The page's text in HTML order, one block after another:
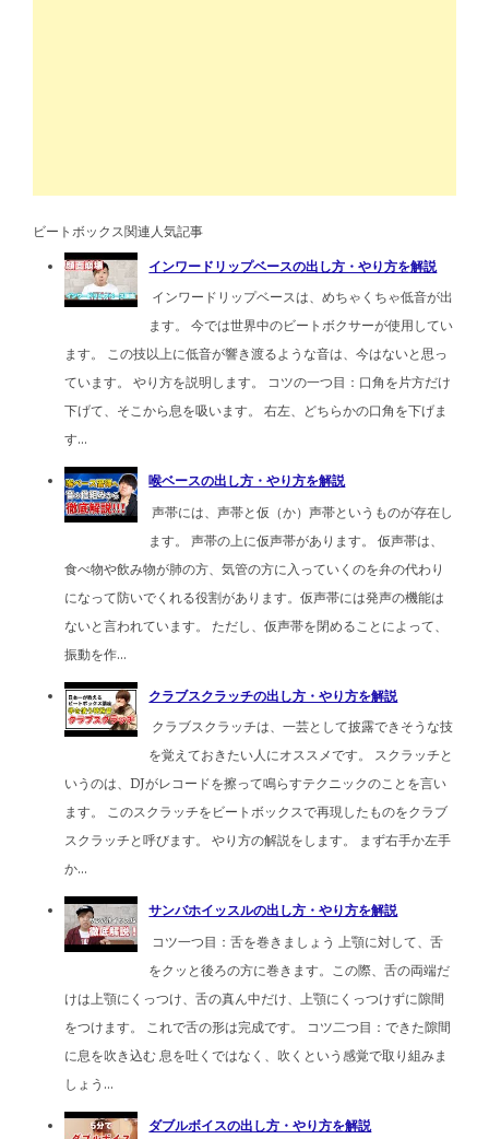
ビートボックス関連人気記事
インワードリップベースの出し方・やり方を解説
インワードリップベースは、めちゃくちゃ低音が出
ます。 今では世界中のビートボクサーが使用してい
ます。 この技以上に低音が響き渡るような音は、今はないと思っ
ています。 やり方を説明します。 コツの一つ目：口角を片方だけ
下げて、そこから息を吸います。 右左、どちらかの口角を下げま
す...
喉ベースの出し方・やり方を解説
声帯には、声帯と仮（か）声帯というものが存在し
ます。 声帯の上に仮声帯があります。 仮声帯は、
食べ物や飲み物が肺の方、気管の方に入っていくのを弁の代わり
になって防いでくれる役割があります。仮声帯には発声の機能は
ないと言われています。 ただし、仮声帯を閉めることによって、
振動を作...
クラブスクラッチの出し方・やり方を解説
クラブスクラッチは、一芸として披露できそうな技
を覚えておきたい人にオススメです。 スクラッチと
いうのは、DJがレコードを擦って鳴らすテクニックのことを言い
ます。 このスクラッチをビートボックスで再現したものをクラブ
スクラッチと呼びます。 やり方の解説をします。 まず右手か左手
か...
サンバホイッスルの出し方・やり方を解説
コツ一つ目：舌を巻きましょう 上顎に対して、舌
をクッと後ろの方に巻きます。この際、舌の両端だ
けは上顎にくっつけ、舌の真ん中だけ、上顎にくっつけずに隙間
をつけます。 これで舌の形は完成です。 コツ二つ目：できた隙間
に息を吹き込む 息を吐くではなく、吹くという感覚で取り組みま
しょう...
ダブルボイスの出し方・やり方を解説